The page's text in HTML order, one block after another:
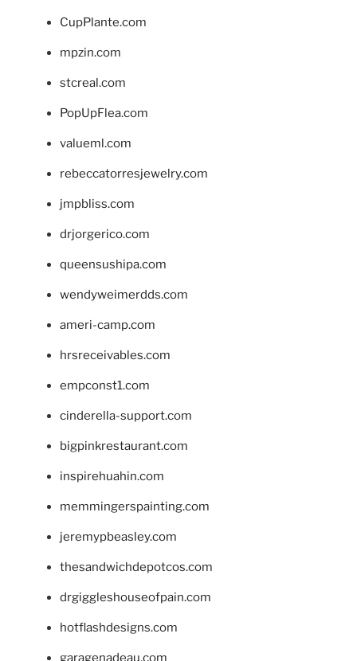
CupPlante.com
mpzin.com
stcreal.com
PopUpFlea.com
valueml.com
rebeccatorresjewelry.com
jmpbliss.com
drjorgerico.com
queensushipa.com
wendyweimerdds.com
ameri-camp.com
hrsreceivables.com
empconst1.com
cinderella-support.com
bigpinkrestaurant.com
inspirehuahin.com
memmingerspainting.com
jeremypbeasley.com
thesandwichdepotcos.com
drgiggleshouseofpain.com
hotflashdesigns.com
garagenadeau.com